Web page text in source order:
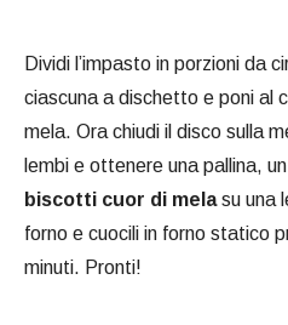
Dividi l’impasto in porzioni da
ciascuna a dischetto e poni al
mela. Ora chiudi il disco sulla
lembi e ottenere una pallina,
biscotti cuor di melasu una
forno e cuocili in forno statico
minuti. Pronti!